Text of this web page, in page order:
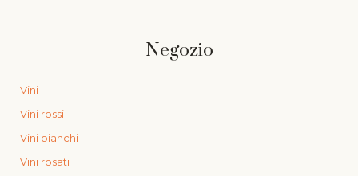
Negozio
Vini
Vini rossi
Vini bianchi
Vini rosati